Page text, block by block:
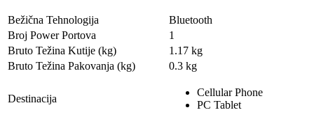
Bežična Tehnologija
Bluetooth
Broj Power Portova
1
Bruto Težina Kutije (kg)
1.17 kg
Bruto Težina Pakovanja (kg)
0.3 kg
Destinacija
Cellular Phone
PC Tablet